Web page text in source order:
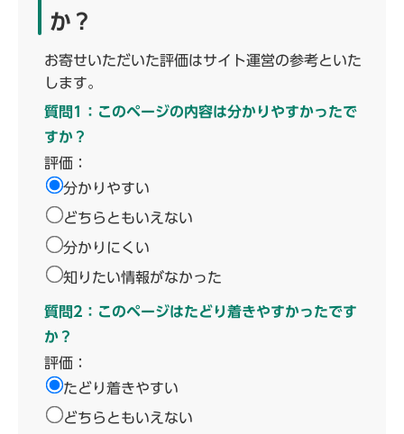
か？
お寄せいただいた評価はサイト運営の参考といた
します。
質問1：このページの内容は分かりやすかったで
すか？
評価：
分かりやすい
どちらともいえない
分かりにくい
知りたい情報がなかった
質問2：このページはたどり着きやすかったです
か？
評価：
たどり着きやすい
どちらともいえない